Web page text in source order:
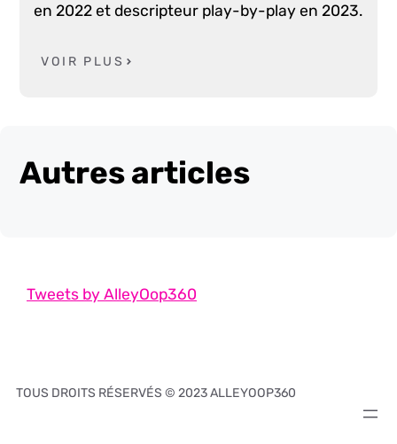
en 2022 et descripteur play-by-play en 2023.
VOIR PLUS
Autres articles
Tweets by AlleyOop360
TOUS DROITS RÉSERVÉS © 2023 ALLEYOOP360